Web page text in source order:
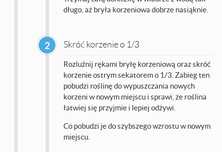
długo, aż bryła korzeniowa dobrze nasiąknie.
2 Skróć korzenie o 1/3
Rozluźnij rękami bryłę korzeniową oraz skróć
korzenie ostrym sekatorem o 1/3. Zabieg ten
pobudzi roślinę do wypuszczania nowych
korzeni w nowym miejscu i sprawi, że roślina
łatwiej się przyjmie i lepiej odżywi.
Co pobudzi je do szybszego wzrostu w nowym
miejscu.